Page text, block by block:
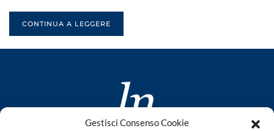
Gestisci Consenso Cookie
CONTINUA A LEGGERE